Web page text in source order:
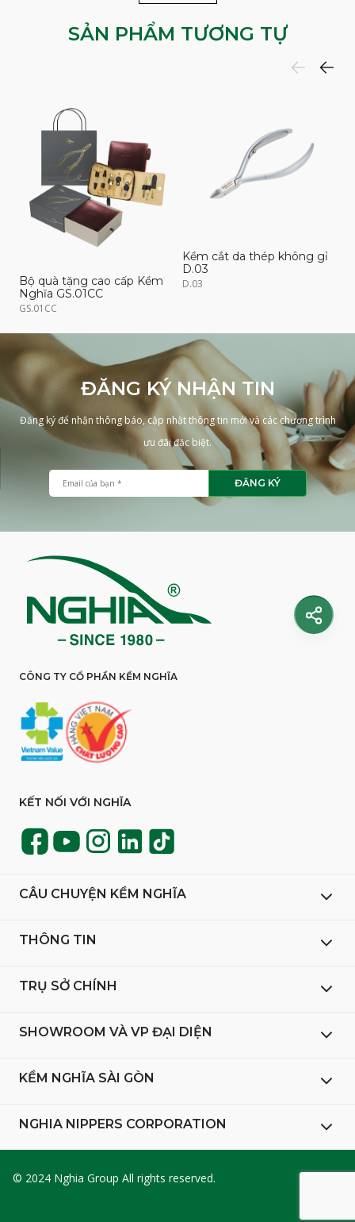
SẢN PHẨM TƯƠNG TỰ
Bộ quà tặng cao cấp Kềm
Nghĩa GS.01CC
GS.01CC
Kềm cắt da thép không gỉ
D.03
D.03
ĐĂNG KÝ NHẬN TIN
Đăng ký để nhận thông báo, cập nhật thông tin mới và các chương trình
ưu đãi đặc biệt.
ĐĂNG KÝ
CÔNG TY CỔ PHẦN KỀM NGHĨA
KẾT NỐI VỚI NGHĨA
CÂU CHUYỆN KỀM NGHĨA
THÔNG TIN
TRỤ SỞ CHÍNH
SHOWROOM VÀ VP ĐẠI DIỆN
KỀM NGHĨA SÀI GÒN
NGHIA NIPPERS CORPORATION
© 2024 Nghia Group All rights reserved.